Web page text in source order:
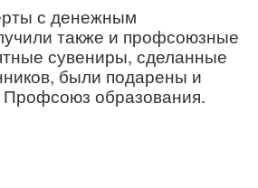
с денежным
также и профсоюзные
сувениры, сделанные
были подарены и
Профсоюз образования.